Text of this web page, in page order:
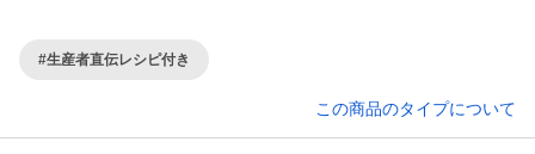
#生産者直伝レシピ付き
この商品のタイプについて